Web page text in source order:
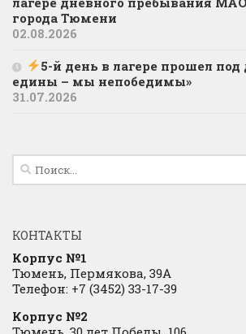
города Тюмени
02.08.2026
5-й день в лагере прошел под
едины – мы непобедимы»
31.07.2026
Найти:
КОНТАКТЫ
Корпус №1
Тюмень, Пермякова, 39А
Телефон: +7 (3452) 33-17-39
Корпус №2